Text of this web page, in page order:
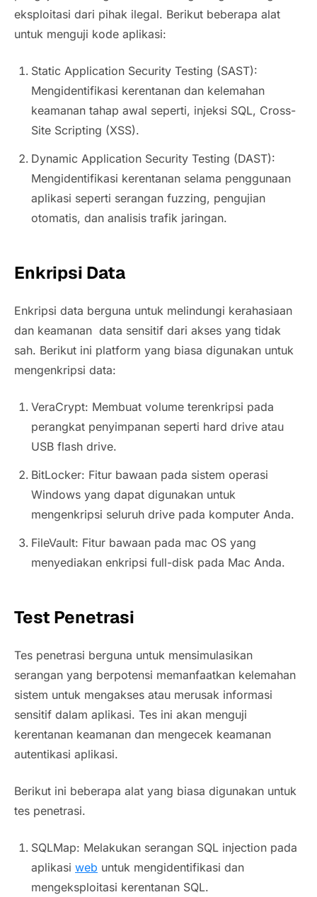
eksploitasi dari pihak ilegal. Berikut beberapa alat
untuk menguji kode aplikasi:
Static Application Security Testing (SAST):
Mengidentifikasi kerentanan dan kelemahan
keamanan tahap awal seperti, injeksi SQL, Cross-
Site Scripting (XSS).
Dynamic Application Security Testing (DAST):
Mengidentifikasi kerentanan selama penggunaan
aplikasi seperti serangan fuzzing, pengujian
otomatis, dan analisis trafik jaringan.
Enkripsi Data
Enkripsi data berguna untuk melindungi kerahasiaan
dan keamanan data sensitif dari akses yang tidak
sah. Berikut ini platform yang biasa digunakan untuk
mengenkripsi data:
VeraCrypt: Membuat volume terenkripsi pada
perangkat penyimpanan seperti hard drive atau
USB flash drive.
BitLocker: Fitur bawaan pada sistem operasi
Windows yang dapat digunakan untuk
mengenkripsi seluruh drive pada komputer Anda.
FileVault: Fitur bawaan pada mac OS yang
menyediakan enkripsi full-disk pada Mac Anda.
Test Penetrasi
Tes penetrasi berguna untuk mensimulasikan
serangan yang berpotensi memanfaatkan kelemahan
sistem untuk mengakses atau merusak informasi
sensitif dalam aplikasi. Tes ini akan menguji
kerentanan keamanan dan mengecek keamanan
autentikasi aplikasi.
Berikut ini beberapa alat yang biasa digunakan untuk
tes penetrasi.
SQLMap: Melakukan serangan SQL injection pada
aplikasi web untuk mengidentifikasi dan
mengeksploitasi kerentanan SQL.